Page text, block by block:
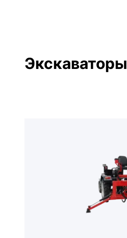
Экскаваторы